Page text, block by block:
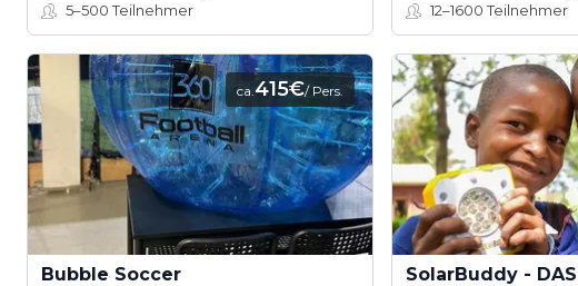
5–500Teilnehmer
12–1600Teilnehmer
ca.415€/ Pers.
Bubble Soccer